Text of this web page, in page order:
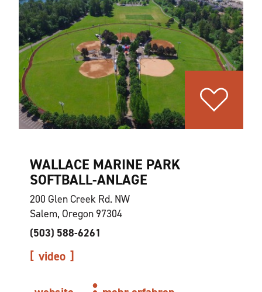
WALLACE MARINE PARK
SOFTBALL-ANLAGE
200 Glen Creek Rd. NW
Salem, Oregon 97304
(503) 588-6261
video